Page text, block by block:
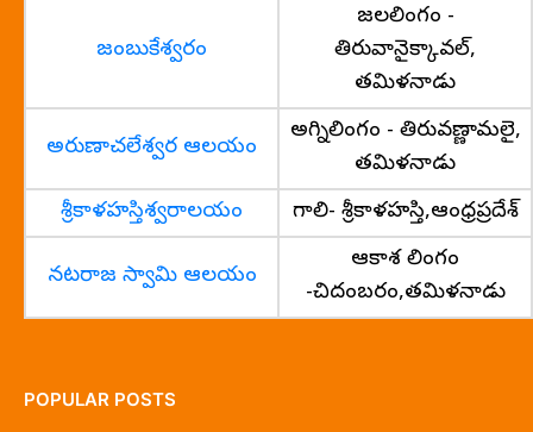
జంబుకేశ్వరం
జలలింగం -
తిరువానైక్కావల్,
తమిళనాడు
అరుణాచలేశ్వర ఆలయం
అగ్నిలింగం - తిరువణ్ణామలై,
తమిళనాడు
శ్రీకాళహస్తిశ్వరాలయం
గాలి- శ్రీకాళహస్తి,ఆంధ్రప్రదేశ్
నటరాజ స్వామి ఆలయం
ఆకాశ లింగం
-చిదంబరం,తమిళనాడు
POPULAR POSTS